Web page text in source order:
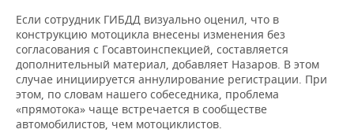
Если сотрудник ГИБДД визуально оценил, что в
конструкцию мотоцикла внесены изменения без
согласования с Госавтоинспекцией, составляется
дополнительный материал, добавляет Назаров. В этом
случае инициируется аннулирование регистрации. При
этом, по словам нашего собеседника, проблема
«прямотока» чаще встречается в сообществе
автомобилистов, чем мотоциклистов.